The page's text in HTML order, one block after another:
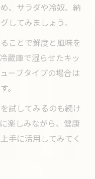
、サラダや冷奴、納
してみましょう。
ことで鮮度と風味を
蔵庫で湿らせたキッ
ーブタイプの場合は
。
試してみるのも続け
楽しみながら、健康
手に活用してみてく